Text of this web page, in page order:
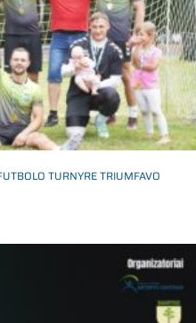
TURNYRE TRIUMFAVO